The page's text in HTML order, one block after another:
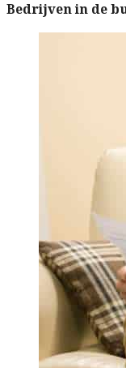
Bedrijven in de